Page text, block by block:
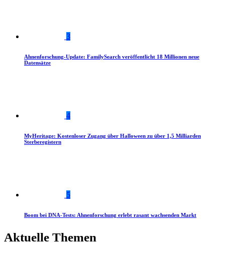
3
Ahnenforschung-Update: FamilySearch veröffentlicht 18 Millionen neue
Datensätze
4
MyHeritage: Kostenloser Zugang über Halloween zu über 1,5 Milliarden
Sterberegistern
5
Boom bei DNA-Tests: Ahnenforschung erlebt rasant wachsenden Markt
Aktuelle Themen